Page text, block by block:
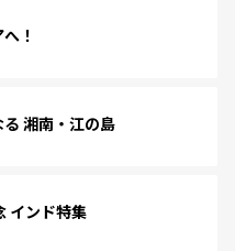
！
湘南・江の島
インド特集